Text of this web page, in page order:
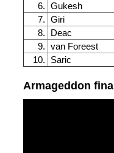
6. Gukesh
7. Giri
8.
Deac
9. van Foreest
10.
Saric
Armageddon final